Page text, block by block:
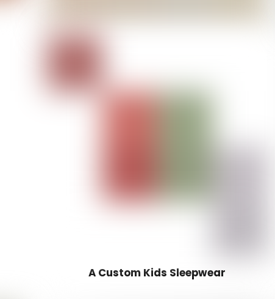
A Custom Kids Sleepwear